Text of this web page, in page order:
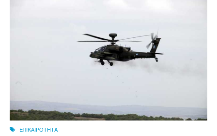
ΕΠΙΚΑΙΡΟΤΗΤΑ